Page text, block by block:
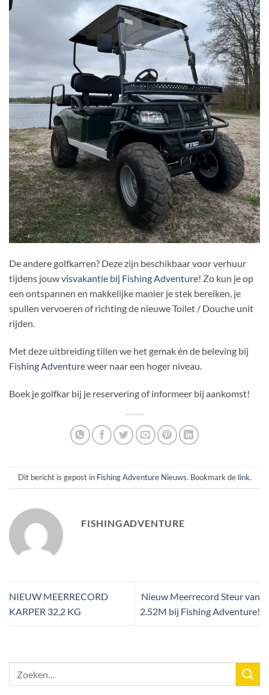
De andere golfkarren? Deze zijn beschikbaar voor verhuur
tijdens jouwvisvakantie bij Fishing Adventure! Zo kun je op
een ontspannen en makkelijke manier je stek bereiken, je
spullen vervoeren of richting de nieuwe Toilet / Douche unit
rijden.
Met deze uitbreiding tillen we het gemak én de beleving bij
Fishing Adventureweer naar een hoger niveau.
Boek je golfkar bij je reservering of informeer bij aankomst!
Dit bericht is gepost in Fishing Adventure Nieuws. Bookmark de link.
FISHINGADVENTURE
NIEUW MEERRECORD
KARPER 32,2 KG
Nieuw Meerrecord Steur van
2.52M bij Fishing Adventure!